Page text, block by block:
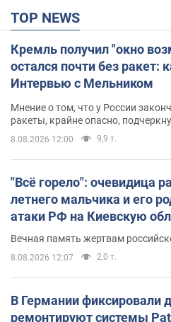
TOP NEWS
Кремль получил "окно
остался почти без ракет:
Интервью с Мельником
Мнение о том, что у России
ракеты, крайне опасно,
8.08.2026 12:00 9,9 т.
"Всё горело": очевидица
летнего мальчика и его
атаки РФ на Киевскую
Вечная память жертвам
8.08.2026 12:07 2,0 т.
В Германии фиксировали
ремонтируют системы